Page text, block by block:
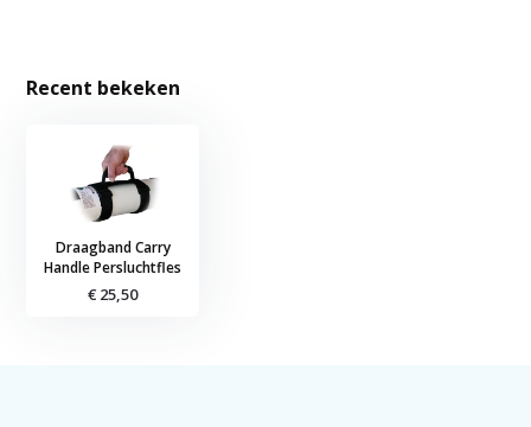
Recent bekeken
Draagband Carry
Handle Persluchtfles
€ 25,50